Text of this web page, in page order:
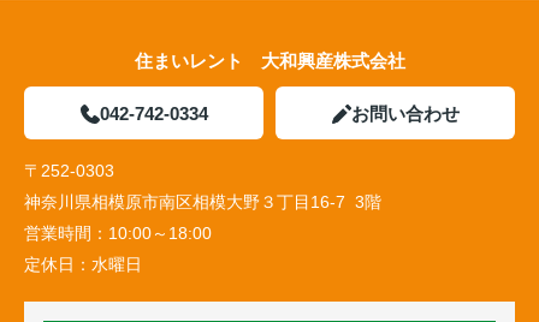
住まいレント 大和興産株式会社
042-742-0334 お問い合わせ
〒252-0303
神奈川県相模原市南区相模大野３丁目16-7 3階
営業時間： 10:00～18:00
定休日： 水曜日